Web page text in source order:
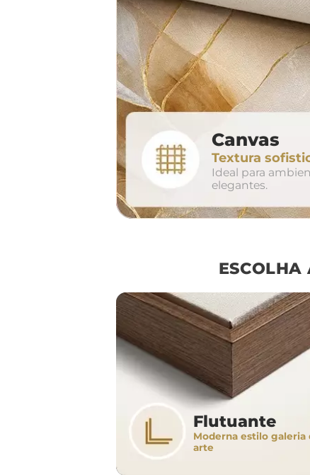
conjunto
Canvas
Textura
Ideal para
elegantes.
Flutuante
Moderna estilo galeria
arte